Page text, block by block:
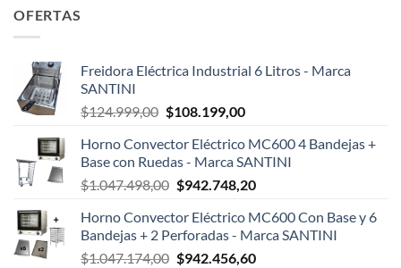
OFERTAS
Freidora Eléctrica Industrial 6 Litros - Marca
SANTINI
$124.999,00 El
original
era:
$124.999,00.
$108.199,00El
actual
es:
$108.199,00.
Horno Convector Eléctrico MC600 4 Bandejas +
Base con Ruedas - Marca SANTINI
$1.047.498,00 El
original
era:
$1.047.498,00.
$942.748,20El
actual
es:
$942.748,20.
Horno Convector Eléctrico MC600 Con Base y 6
Bandejas + 2 Perforadas - Marca SANTINI
$1.047.174,00 El
$942.456,60El